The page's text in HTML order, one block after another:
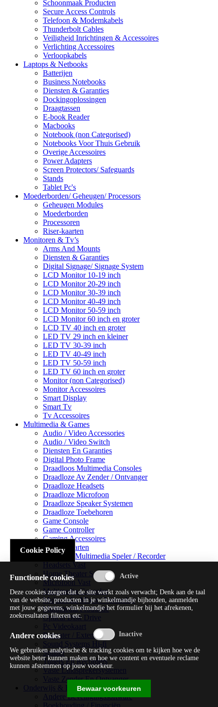
Schoonmaak Producten
Secure Access Controls
Telefoon & Modemkabels
Thunderbolt Cables
Veiligheid Inrichtingen & Accessoires
Verlichting Accessoires
Verloopkabels
Laptops & Netbooks
Batterijen
Business Notebooks
Diensten & Garanties
Dockingoplossingen
Draagtassen
E-book Reader
Macbooks
Notebook (non Categorised)
Notebooks Voor Thuis Gebruik
Overige Accessoires
Power Adapters
Screen Protectors/ Safeguards
Stands
Tablet Pc's
Moederborden/ Geheugen/ Processors
Geheugen Modules
Moederborden
Processoren
Riser-kaarten
Monitoren & Tv’s
Arms And Mounts
Diensten & Garanties
Digital Signage/ Signage System
LCD Monitor 10-19 inch
LCD Monitor 20-29 inch
LCD Monitor 30-39 inch
LCD Monitor 40-49 inch
LCD Monitor 50-59 inch
LCD Monitor 60 inch en groter
LCD TV 40 inch en groter
LED TV 29 inch en kleiner
LED TV 30-39 inch
LED TV 40-49 inch
LED TV 50-59 inch
LED TV 60 inch en groter
Monitor (non Categorised)
Monitor Accessoires
Smart Display
Smart Tv
Tv Accessoires
Multimedia & Games
Audio / Video Accessories
Audio / Video Switch
Diensten En Garanties
Digital Photo Frame
Draadloos Multimedia Consoles
Draadloze Av Zender / Ontvanger
Draadloze Headsets
Draadloze Microfoon
Draadloze Speaker Systemen
Draadloze Toebehoren
Game Console
Game Controller
Gaming Accessoires
Geluidskaarten
Handheld Multimedia Speler / Recorder
Headsets Vast
Home Theater Systems
Microfoon Vast
Multimedia Consoles
Multimedia Mixer / Versterker
Multimedia Productie
Optical Disk Drive
Pc Videokaart
Repeater / Extender
Sound Systems Hi-fi
Splitter
Tuners En Recorders
Vaste Luidsprekersystemen
Vaste Zender En Ontvanger
Onderwijs & Recreatie
Andere Beveiligingssoftware
Cookie Policy
Functionele cookies
Deze cookies zorgen dat de site werkt zoals verwacht; Denk aan de taal
van de website, producten in je winkelmandje bijhouden, aanmelden
met jouw gegevens, winkelmandje het formulier bij het afrekenen,
zoekresultaten filteren etc.
Andere cookies
We gebruiken analytische & tracking cookies om te kijken hoe we de
website beter kunnen maken en hoe we content en eventuele reclame
kunnen afstemmen op jouw voorkeur.
Bewaar voorkeuren